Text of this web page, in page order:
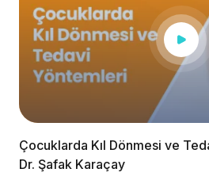
Çocuklarda Kıl Dönmesi ve
Dr. Şafak Karaçay